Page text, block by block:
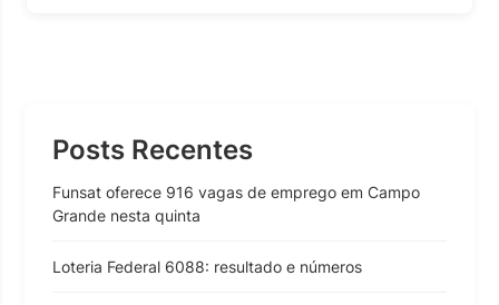
Posts Recentes
Funsat oferece 916 vagas de emprego em Campo
Grande nesta quinta
Loteria Federal 6088: resultado e números